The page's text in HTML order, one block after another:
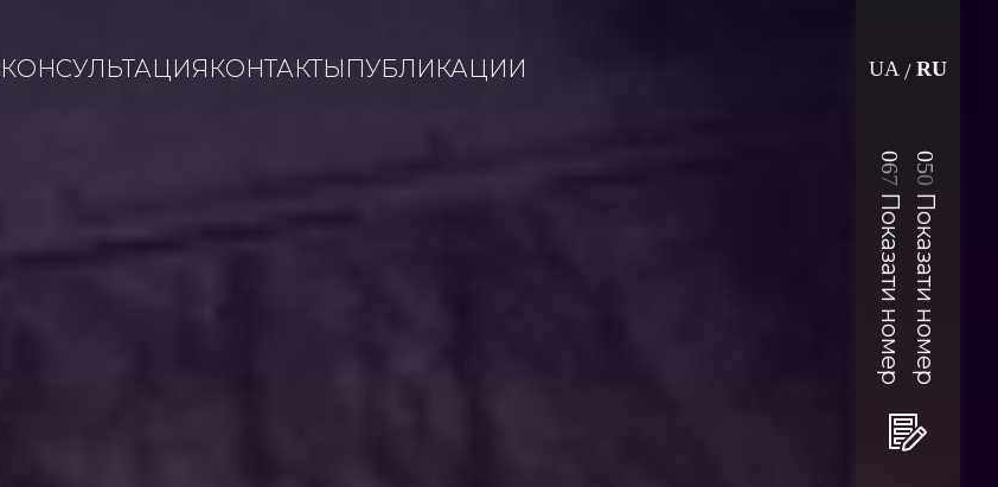
КОНСУЛЬТАЦИЯ КОНТАКТЫ ПУБЛИКАЦИИ UA / RU
0
5
0
Показати номер
0
6
7
Показати номер